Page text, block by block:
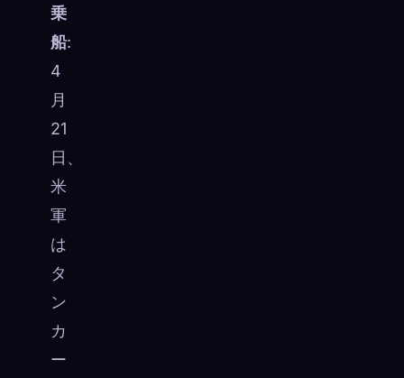
乗
船:
4
月
21
日、
米
軍
は
タ
ン
カ
ー